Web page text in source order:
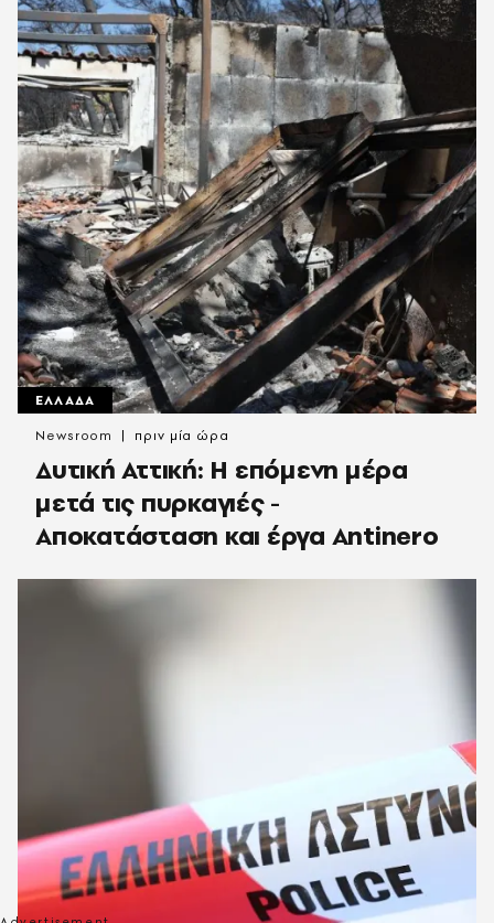
ΕΛΛΑΔΑ
Δυτική Αττική: Η επόμενη μέρα
μετά τις πυρκαγιές -
Αποκατάσταση και έργα Antinero
Newsroom πριν μία ώρα